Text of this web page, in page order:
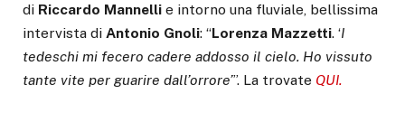
di Riccardo Mannelli e intorno una fluviale, bellissima
intervista di Antonio Gnoli: “Lorenza Mazzetti. ‘I
tedeschi mi fecero cadere addosso il cielo. Ho vissuto
tante vite per guarire dall’orrore’”. La trovate QUI.